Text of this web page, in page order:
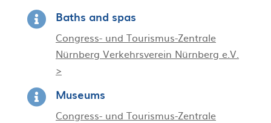
 Baths and spas
Congress- und Tourismus-Zentrale
Nürnberg Verkehrsverein Nürnberg e.V.
>
 Museums
Congress- und Tourismus-Zentrale